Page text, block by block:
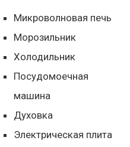
Микроволновая печь
Морозильник
Холодильник
Посудомоечная
машина
Духовка
Электрическая плита